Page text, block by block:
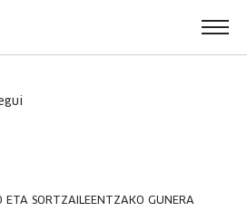
ETA SORTZAILEENTZAKO GUNERA